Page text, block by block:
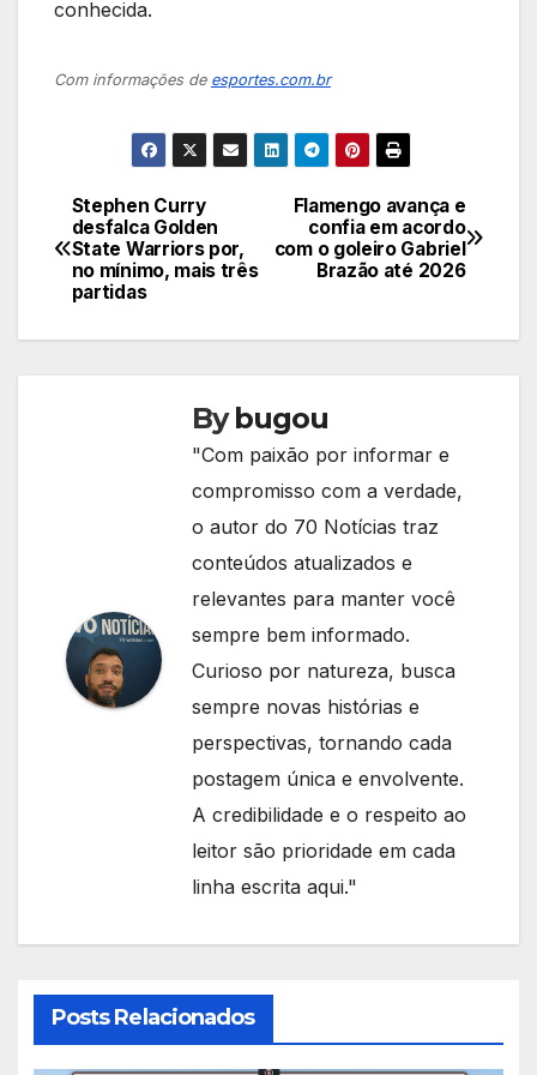
conhecida.
Com informações de esportes.com.br
Navegação
de
Post
Flamengo avança e
confia em acordo
com o goleiro Gabriel
Brazão até 2026
Stephen Curry
desfalca Golden
State Warriors por,
no mínimo, mais três
partidas
Bybugou
"Com paixão por informar e
compromisso com a verdade,
o autor do 70 Notícias traz
conteúdos atualizados e
relevantes para manter você
sempre bem informado.
Curioso por natureza, busca
sempre novas histórias e
perspectivas, tornando cada
postagem única e envolvente.
A credibilidade e o respeito ao
leitor são prioridade em cada
linha escrita aqui."
Posts Relacionados